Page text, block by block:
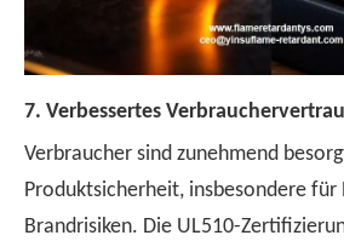
7. Verbessertes
Verbraucher sind zunehmend
Produktsicherheit, insbesondere
Brandrisiken. Die UL510-